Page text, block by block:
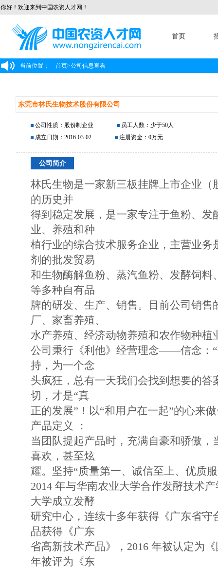
你好！欢迎来到中国农资人才网！
首页
当前位置： 首页>公司信息查看
东莞市林氏生物技术股份有限公司
公司性质：股份制企业
员工人数：少于50人
成立日期：2016-03-02
注册资金：0万元
公司简介
林氏生物是一家新三板挂牌上市企业（
的历史并
得到稳定发展，是一家专注于鱼粉、发
业、养殖和种
植行业的综合技术服务企业，主营业务
剂的批发贸易
和生物酶解鱼粉、蒸汽鱼粉、发酵饲料
等多种自有品
牌的研发、生产、销售。目前公司销
厂、家畜养殖、
水产养殖、经济动物养殖和农作物种植
公司秉行《利他》经营理念——信念：
持，为一个念
头疯狂，总有一天我们会找到想要的答
切，才是“真
正的发展”！以“和用户在一起”的心来
产品定义 ：
当团队提起产品时，充满自豪和骄傲
喜欢，甚至炫
耀。坚持“质量第一、诚信至上、优质
2014 年与华南农业大学合作发酵技术
大学成立发酵
研究中心，连续十多年获得《广东省守
品获得《广东
省高新技术产品》，2016 年被认定为
年被评为《东